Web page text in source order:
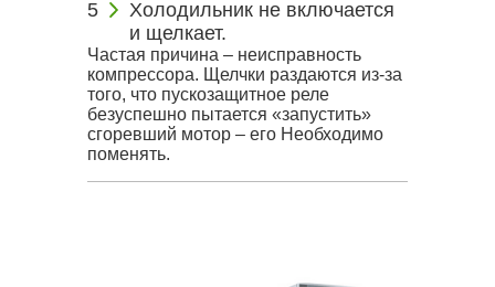
Холодильник не включается
и щелкает.
Частая причина – неисправность
компрессора. Щелчки раздаются из-за
того, что пускозащитное реле
безуспешно пытается «запустить»
сгоревший мотор – его Необходимо
поменять.